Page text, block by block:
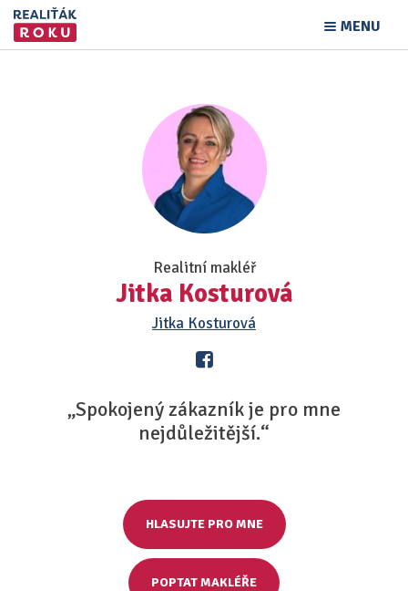
MENU
Realitní makléř
Jitka Kosturová
Jitka Kosturová
„Spokojený zákazník je pro mne
nejdůležitější.“
HLASUJTE PRO MNE
POPTAT MAKLÉŘE